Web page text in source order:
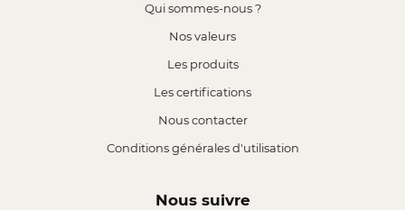
Qui sommes-nous ?
Nos valeurs
Les produits
Les certifications
Nous contacter
Conditions générales d'utilisation
Nous suivre